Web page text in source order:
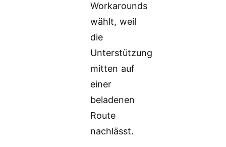
Workarounds
wählt, weil
die
Unterstützung
mitten auf
einer
beladenen
Route
nachlässt.